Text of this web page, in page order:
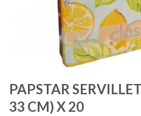
PAPSTAR
33 CM) X 20